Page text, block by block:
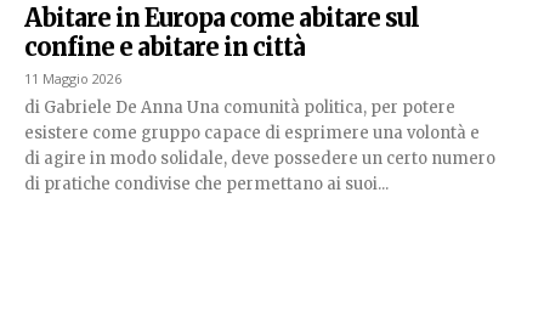
Abitare in Europa come abitare sul
confine e abitare in città
11 Maggio 2026
di Gabriele De Anna Una comunità politica, per potere
esistere come gruppo capace di esprimere una volontà e
di agire in modo solidale, deve possedere un certo numero
di pratiche condivise che permettano ai suoi...